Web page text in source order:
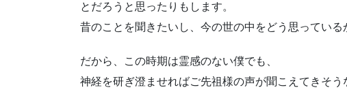
とだろうと思ったりもします。
昔のことを聞きたいし、今の世の中をどう思っている
だから、この時期は霊感のない僕でも、
神経を研ぎ澄ませればご先祖様の声が聞こえてきそう